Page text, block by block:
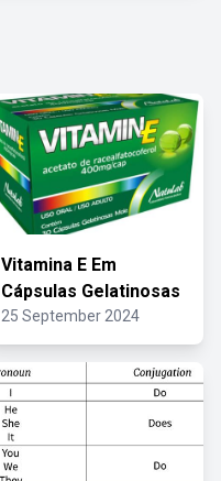
Vitamina E Em
Cápsulas Gelatinosas
25 September 2024